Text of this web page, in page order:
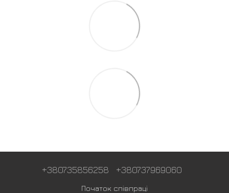
+380735856258 +380737969060
Початок співпраці